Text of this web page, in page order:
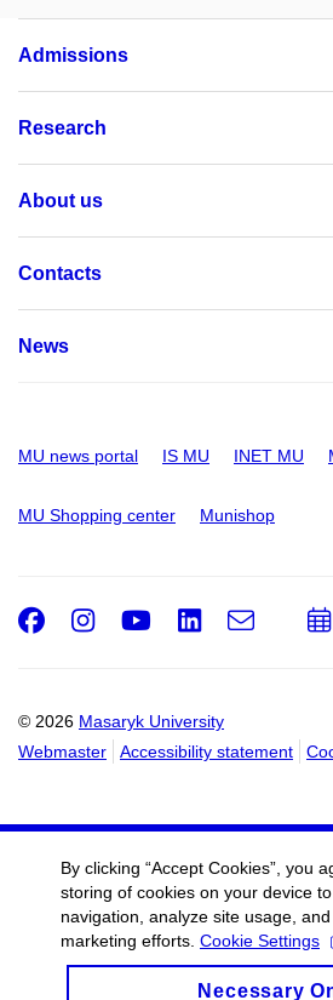
Admissions
Research
About us
Contacts
News
MU news portal IS MU INET MU
MU Shopping center Munishop
© 2026 Masaryk University
Webmaster
Accessibility statement
Facebook
Instagram
Youtube
LinkedIn
e-
By clicking “Accept Cookies”, you
storing of cookies on your device
navigation, analyze site usage,
marketing efforts. Cookie Settings
Necessary